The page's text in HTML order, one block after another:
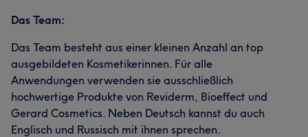
Das Team:
Das Team besteht aus einer kleinen Anzahl an top
ausgebildeten Kosmetikerinnen. Für alle
Anwendungen verwenden sie ausschließlich
hochwertige Produkte von Reviderm, Bioeffect und
Gerard Cosmetics. Neben Deutsch kannst du auch
Englisch und Russisch mit ihnen sprechen.